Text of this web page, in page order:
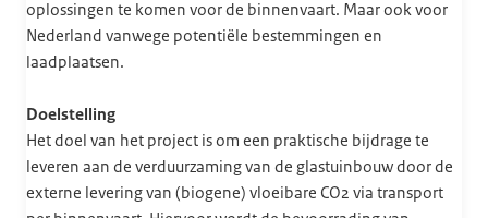
oplossingen te komen voor de binnenvaart. Maar ook voor
Nederland vanwege potentiële bestemmingen en
laadplaatsen.
Doelstelling
Het doel van het project is om een praktische bijdrage te
leveren aan de verduurzaming van de glastuinbouw door de
externe levering van (biogene) vloeibare CO2 via transport